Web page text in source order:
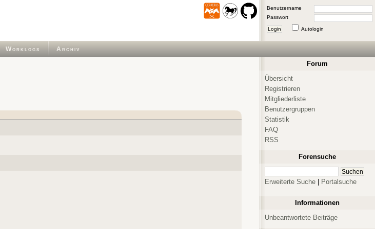
Benutzername
Passwort
Login Autologin
Worklogs Archiv
Forum
Übersicht
Registrieren
Mitgliederliste
Benutzergruppen
Statistik
FAQ
RSS
Forensuche
Erweiterte Suche Portalsuche
Informationen
Unbeantwortete Beiträge